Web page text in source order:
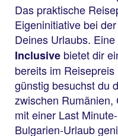
Das praktische
Eigeninitiative bei
Deines Urlaubs. Eine
Inclusive bietet dir
bereits im
günstig besuchst du
zwischen Rumänien,
mit einer Last
Bulgarien-Urlaub